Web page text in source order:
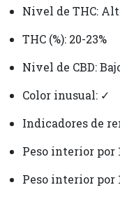
Nivel de THC:
THC (%): 20-23%
Nivel de CBD:
Color inusual: ✓
Indicadores de
Peso interior por
Peso interior por